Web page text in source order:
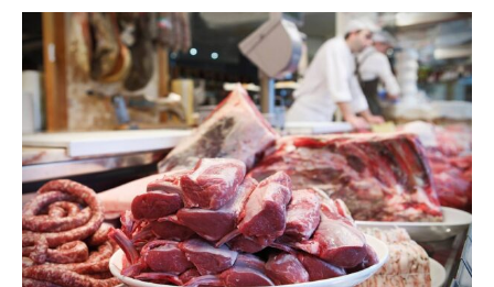
Криптовалюта
Робота і освіта
Публікації
ФОП
Курс валют